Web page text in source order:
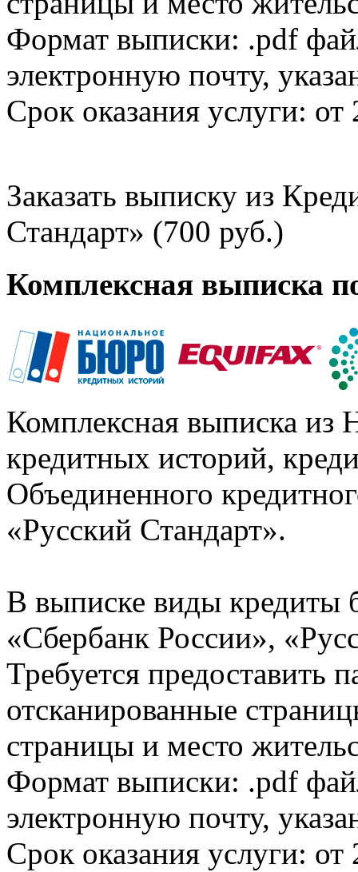
Формат выписки: .pdf
электронную почту,
Срок оказания услуги: от
Заказать выписку из
Стандарт» (700 руб.)
Комплексная выписка
Комплексная выписка из
кредитных историй,
Объединенного
«Русский Стандарт».
В выписке виды кредиты
«Сбербанк России»,
Требуется предоставить
отсканированные
страницы и место
Формат выписки: .pdf
электронную почту,
Срок оказания услуги: от